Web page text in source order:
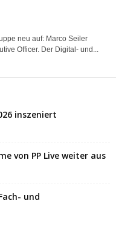
neu auf: Marco Seiler
Officer. Der Digital- und...
inszeniert
von PP Live weiter aus
und